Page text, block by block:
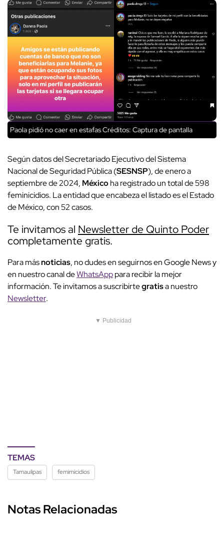
Paola pidió no caer en estafasCréditos: Captura de pantalla
Según datos del Secretariado Ejecutivo del Sistema
Nacional de Seguridad Pública (SESNSP), de enero a
septiembre de 2024, Méxicoha registrado un total de 598
feminicidios. La entidad que encabeza el listado es el Estado
de México, con 52 casos.
Te invitamos al Newsletter de Quinto Poder
completamente gratis.
Para másnoticias, no dudes en seguirnos en Google News y
en nuestro canal deWhatsApppara recibir la mejor
información. Te invitamos a suscribirtegratisa nuestro
Newsletter.
▼ Publicidad
TEMAS
Tamaulipas femimicidios
Notas Relacionadas